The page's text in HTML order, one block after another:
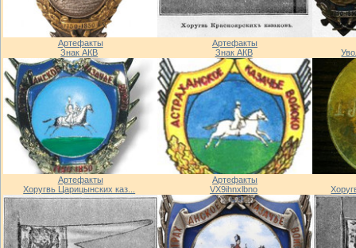
Артефакты
Артефакты
Знак АКВ
Артефакты
Знак АКВ
Артефакты
Хоругвь Царицынских каз... VX9ihnxlbno